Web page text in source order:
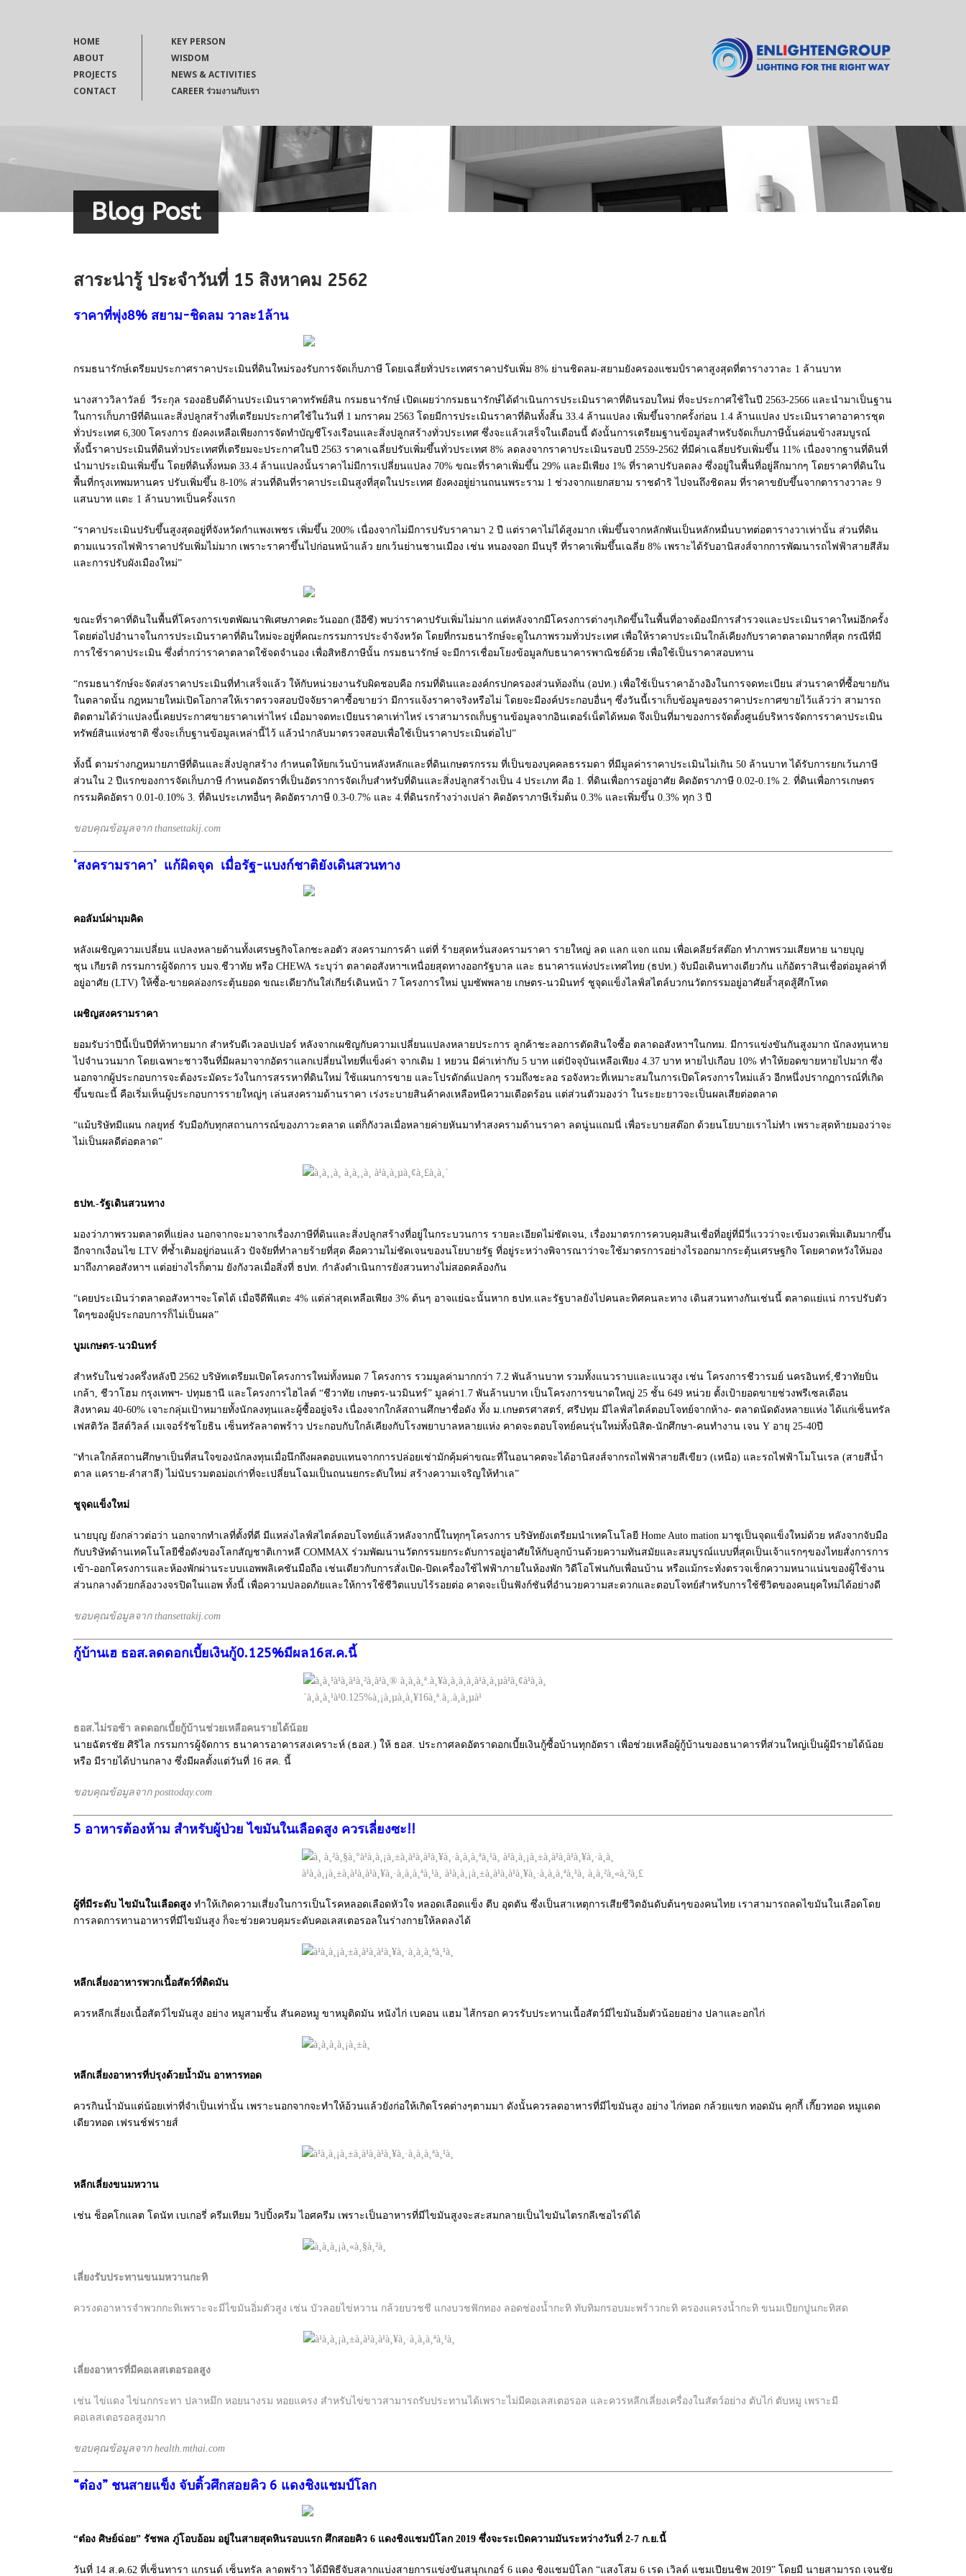
HOME
ABOUT
PROJECTS
CONTACT
KEY PERSON
WISDOM
NEWS & ACTIVITIES
CAREER ร่วมงานกับเรา
Blog Post
สาระน่ารู้ ประจำวันที่ 15 สิงหาคม 2562
ราคาที่พุ่ง8% สยาม-ชิดลม วาละ1ล้าน
กรมธนารักษ์เตรียมประกาศราคาประเมินที่ดินใหม่รองรับการจัดเก็บภาษี โดยเฉลี่ยทั่วประเทศราคาปรับเพิ่ม 8% ย่านชิดลม-สยามยังครองแชมป์ราคาสูงสุดที่ตารางวาละ 1 ล้านบาท
นางสาววิลาวัลย์ วีระกุล รองอธิบดีด้านประเมินราคาทรัพย์สิน กรมธนารักษ์ เปิดเผยว่ากรมธนารักษ์ได้ดำเนินการประเมินราคาที่ดินรอบใหม่ ที่จะประกาศใช้ในปี 2563-2566 และนำมาเป็นฐาน
ในการเก็บภาษีที่ดินและสิ่งปลูกสร้างที่เตรียมประกาศใช้ในวันที่ 1 มกราคม 2563 โดยมีการประเมินราคาที่ดินทั้งสิ้น 33.4 ล้านแปลง เพิ่มขึ้นจากครั้งก่อน 1.4 ล้านแปลง ประเมินราคาอาคารชุด
ทั่วประเทศ 6,300 โครงการ ยังคงเหลือเพียงการจัดทำบัญชีโรงเรือนและสิ่งปลูกสร้างทั่วประเทศ ซึ่งจะแล้วเสร็จในเดือนนี้ ดังนั้นการเตรียมฐานข้อมูลสำหรับจัดเก็บภาษีนั้นค่อนข้างสมบูรณ์
ทั้งนี้ราคาประเมินที่ดินทั่วประเทศที่เตรียมจะประกาศในปี 2563 ราคาเฉลี่ยปรับเพิ่มขึ้นทั่วประเทศ 8% ลดลงจากราคาประเมินรอบปี 2559-2562 ที่มีค่าเฉลี่ยปรับเพิ่มขึ้น 11% เนื่องจากฐานที่ดินที่
นำมาประเมินเพิ่มขึ้น โดยที่ดินทั้งหมด 33.4 ล้านแปลงนั้นราคาไม่มีการเปลี่ยนแปลง 70% ขณะที่ราคาเพิ่มขึ้น 29% และมีเพียง 1% ที่ราคาปรับลดลง ซึ่งอยู่ในพื้นที่อยู่ลึกมากๆ โดยราคาที่ดินใน
พื้นที่กรุงเทพมหานคร ปรับเพิ่มขึ้น 8-10% ส่วนที่ดินที่ราคาประเมินสูงที่สุดในประเทศ ยังคงอยู่ย่านถนนพระราม 1 ช่วงจากแยกสยาม ราชดำริ ไปจนถึงชิดลม ที่ราคาขยับขึ้นจากตารางวาละ 9
แสนบาท แตะ 1 ล้านบาทเป็นครั้งแรก
“ราคาประเมินปรับขึ้นสูงสุดอยู่ที่จังหวัดกำแพงเพชร เพิ่มขึ้น 200% เนื่องจากไม่มีการปรับราคามา 2 ปี แต่ราคาไม่ได้สูงมาก เพิ่มขึ้นจากหลักพันเป็นหลักหมื่นบาทต่อตารางวาเท่านั้น ส่วนที่ดิน
ตามแนวรถไฟฟ้าราคาปรับเพิ่มไม่มาก เพราะราคาขึ้นไปก่อนหน้าแล้ว ยกเว้นย่านชานเมือง เช่น หนองจอก มีนบุรี ที่ราคาเพิ่มขึ้นเฉลี่ย 8% เพราะได้รับอานิสงส์จากการพัฒนารถไฟฟ้าสายสีส้ม
และการปรับผังเมืองใหม่”
ขณะที่ราคาที่ดินในพื้นที่โครงการเขตพัฒนาพิเศษภาคตะวันออก (อีอีซี) พบว่าราคาปรับเพิ่มไม่มาก แต่หลังจากมีโครงการต่างๆเกิดขึ้นในพื้นที่อาจต้องมีการสำรวจและประเมินราคาใหม่อีกครั้ง
โดยต่อไปอำนาจในการประเมินราคาที่ดินใหม่จะอยู่ที่คณะกรรมการประจำจังหวัด โดยที่กรมธนารักษ์จะดูในภาพรวมทั่วประเทศ เพื่อให้ราคาประเมินใกล้เคียงกับราคาตลาดมากที่สุด กรณีที่มี
การใช้ราคาประเมิน ซึ่งตํ่ากว่าราคาตลาดใช้จดจำนอง เพื่อสิทธิภาษีนั้น กรมธนารักษ์ จะมีการเชื่อมโยงข้อมูลกับธนาคารพาณิชย์ด้วย เพื่อใช้เป็นราคาสอบทาน
“กรมธนารักษ์จะจัดส่งราคาประเมินที่ทำเสร็จแล้ว ให้กับหน่วยงานรับผิดชอบคือ กรมที่ดินและองค์กรปกครองส่วนท้องถิ่น (อปท.) เพื่อใช้เป็นราคาอ้างอิงในการจดทะเบียน ส่วนราคาที่ซื้อขายกัน
ในตลาดนั้น กฎหมายใหม่เปิดโอกาสให้เราตรวจสอบปัจจัยราคาซื้อขายว่า มีการแจ้งราคาจริงหรือไม่ โดยจะมีองค์ประกอบอื่นๆ ซึ่งวันนี้เราเก็บข้อมูลของราคาประกาศขายไว้แล้วว่า สามารถ
ติดตามได้ว่าแปลงนี้เคยประกาศขายราคาเท่าไหร่ เมื่อมาจดทะเบียนราคาเท่าไหร่ เราสามารถเก็บฐานข้อมูลจากอินเตอร์เน็ตได้หมด จึงเป็นที่มาของการจัดตั้งศูนย์บริหารจัดการราคาประเมิน
ทรัพย์สินแห่งชาติ ซึ่งจะเก็บฐานข้อมูลเหล่านี้ไว้ แล้วนำกลับมาตรวจสอบเพื่อใช้เป็นราคาประเมินต่อไป”
ทั้งนี้ ตามร่างกฎหมายภาษีที่ดินและสิ่งปลูกสร้าง กำหนดให้ยกเว้นบ้านหลังหลักและที่ดินเกษตรกรรม ที่เป็นของบุคคลธรรมดา ที่มีมูลค่าราคาประเมินไม่เกิน 50 ล้านบาท ได้รับการยกเว้นภาษี
ส่วนใน 2 ปีแรกของการจัดเก็บภาษี กำหนดอัตราที่เป็นอัตราการจัดเก็บสำหรับที่ดินและสิ่งปลูกสร้างเป็น 4 ประเภท คือ 1. ที่ดินเพื่อการอยู่อาศัย คิดอัตราภาษี 0.02-0.1% 2. ที่ดินเพื่อการเกษตร
กรรมคิดอัตรา 0.01-0.10% 3. ที่ดินประเภทอื่นๆ คิดอัตราภาษี 0.3-0.7% และ 4.ที่ดินรกร้างว่างเปล่า คิดอัตราภาษีเริ่มต้น 0.3% และเพิ่มขึ้น 0.3% ทุก 3 ปี
ขอบคุณข้อมูลจาก thansettakij.com
‘สงครามราคา’ แก้ผิดจุด เมื่อรัฐ-แบงก์ชาติยังเดินสวนทาง
คอลัมน์ผ่ามุมคิด
หลังเผชิญความเปลี่ยน แปลงหลายด้านทั้งเศรษฐกิจโลกชะลอตัว สงครามการค้า แต่ที่ ร้ายสุดหวั่นสงครามราคา รายใหญ่ ลด แลก แจก แถม เพื่อเคลียร์สต๊อก ทำภาพรวมเสียหาย นายบุญ
ชุน เกียรติ กรรมการผู้จัดการ บมจ.ชีวาทัย หรือ CHEWA ระบุว่า ตลาดอสังหาฯเหนื่อยสุดทางออกรัฐบาล และ ธนาคารแห่งประเทศไทย (ธปท.) จับมือเดินทางเดียวกัน แก้อัตราสินเชื่อต่อมูลค่าที่
อยู่อาศัย (LTV) ให้ซื้อ-ขายคล่องกระตุ้นยอด ขณะเดียวกันใส่เกียร์เดินหน้า 7 โครงการใหม่ บูมซัพพลาย เกษตร-นวมินทร์ ชูจุดแข็งไลฟ์สไตล์บวกนวัตกรรมอยู่อาศัยลํ้าสุดสู้ศึกโหด
เผชิญสงครามราคา
ยอมรับว่าปีนี้เป็นปีที่ท้าทายมาก สำหรับดีเวลอปเปอร์ หลังจากเผชิญกับความเปลี่ยนแปลงหลายประการ ลูกค้าชะลอการตัดสินใจซื้อ ตลาดอสังหาฯในกทม. มีการแข่งขันกันสูงมาก นักลงทุนหาย
ไปจำนวนมาก โดยเฉพาะชาวจีนที่มีผลมาจากอัตราแลกเปลี่ยนไทยที่แข็งค่า จากเดิม 1 หยวน มีค่าเท่ากับ 5 บาท แต่ปัจจุบันเหลือเพียง 4.37 บาท หายไปเกือบ 10% ทำให้ยอดขายหายไปมาก ซึ่ง
นอกจากผู้ประกอบการจะต้องระมัดระวังในการสรรหาที่ดินใหม่ ใช้แผนการขาย และโปรดักต์แปลกๆ รวมถึงชะลอ รอจังหวะที่เหมาะสมในการเปิดโครงการใหม่แล้ว อีกหนึ่งปรากฏการณ์ที่เกิด
ขึ้นขณะนี้ คือเริ่มเห็นผู้ประกอบการรายใหญ่ๆ เล่นสงครามด้านราคา เร่งระบายสินค้าคงเหลือหนีความเดือดร้อน แต่ส่วนตัวมองว่า ในระยะยาวจะเป็นผลเสียต่อตลาด
“แม้บริษัทมีแผน กลยุทธ์ รับมือกับทุกสถานการณ์ของภาวะตลาด แต่ก็กังวลเมื่อหลายค่ายหันมาทำสงครามด้านราคา ลดนู่นแถมนี่ เพื่อระบายสต๊อก ด้วยนโยบายเราไม่ทำ เพราะสุดท้ายมองว่าจะ
ไม่เป็นผลดีต่อตลาด”
ธปท.-รัฐเดินสวนทาง
มองว่าภาพรวมตลาดที่แย่ลง นอกจากจะมาจากเรื่องภาษีที่ดินและสิ่งปลูกสร้างที่อยู่ในกระบวนการ รายละเอียดไม่ชัดเจน, เรื่องมาตรการควบคุมสินเชื่อที่อยู่ที่มีวี่แววว่าจะเข้มงวดเพิ่มเติมมากขึ้น
อีกจากเงื่อนไข LTV ที่ซํ้าเติมอยู่ก่อนแล้ว ปัจจัยที่ทำลายร้ายที่สุด คือความไม่ชัดเจนของนโยบายรัฐ ที่อยู่ระหว่างพิจารณาว่าจะใช้มาตรการอย่างไรออกมากระตุ้นเศรษฐกิจ โดยคาดหวังให้มอง
มาถึงภาคอสังหาฯ แต่อย่างไรก็ตาม ยังกังวลเมื่อสิ่งที่ ธปท. กำลังดำเนินการยังสวนทางไม่สอดคล้องกัน
“เคยประเมินว่าตลาดอสังหาฯจะโตได้ เมื่อจีดีพีแตะ 4% แต่ล่าสุดเหลือเพียง 3% ต้นๆ อาจแย่ฉะนั้นหาก ธปท.และรัฐบาลยังไปคนละทิศคนละทาง เดินสวนทางกันเช่นนี้ ตลาดแย่แน่ การปรับตัว
ใดๆของผู้ประกอบการก็ไม่เป็นผล”
บูมเกษตร-นวมินทร์
สำหรับในช่วงครึ่งหลังปี 2562 บริษัทเตรียมเปิดโครงการใหม่ทั้งหมด 7 โครงการ รวมมูลค่ามากกว่า 7.2 พันล้านบาท รวมทั้งแนวราบและแนวสูง เช่น โครงการชีวารมย์ นครอินทร์,ชีวาทัยปิ่น
เกล้า, ชีวาโฮม กรุงเทพฯ- ปทุมธานี และโครงการไฮไลต์ “ชีวาทัย เกษตร-นวมินทร์” มูลค่า1.7 พันล้านบาท เป็นโครงการขนาดใหญ่ 25 ชั้น 649 หน่วย ตั้งเป้ายอดขายช่วงพรีเซลเดือน
สิงหาคม 40-60% เจาะกลุ่มเป้าหมายทั้งนักลงทุนและผู้ซื้ออยู่จริง เนื่องจากใกล้สถานศึกษาชื่อดัง ทั้ง ม.เกษตรศาสตร์, ศรีปทุม มีไลฟ์สไตล์ตอบโจทย์จากห้าง- ตลาดนัดดังหลายแห่ง ได้แก่เซ็นทรัล
เฟสติวัล อีสต์วิลล์ เมเจอร์รัชโยธิน เซ็นทรัลลาดพร้าว ประกอบกับใกล้เคียงกับโรงพยาบาลหลายแห่ง คาดจะตอบโจทย์คนรุ่นใหม่ทั้งนิสิต-นักศึกษา-คนทำงาน เจน Y อายุ 25-40ปี
“ทำเลใกล้สถานศึกษาเป็นที่สนใจของนักลงทุนเมื่อนึกถึงผลตอบแทนจากการปล่อยเช่ามักคุ้มค่าขณะที่ในอนาคตจะได้อานิสงส์จากรถไฟฟ้าสายสีเขียว (เหนือ) และรถไฟฟ้าโมโนเรล (สายสีนํ้า
ตาล แคราย-ลำสาลี) ไม่นับรวมตอม่อเก่าที่จะเปลี่ยนโฉมเป็นถนนยกระดับใหม่ สร้างความเจริญให้ทำเล”
ชูจุดแข็งใหม่
นายบุญ ยังกล่าวต่อว่า นอกจากทำเลที่ตั้งที่ดี มีแหล่งไลฟ์สไตล์ตอบโจทย์แล้วหลังจากนี้ในทุกๆโครงการ บริษัทยังเตรียมนำเทคโนโลยี Home Auto mation มาชูเป็นจุดแข็งใหม่ด้วย หลังจากจับมือ
กับบริษัทด้านเทคโนโลยีชื่อดังของโลกสัญชาติเกาหลี COMMAX ร่วมพัฒนานวัตกรรมยกระดับการอยู่อาศัยให้กับลูกบ้านด้วยความทันสมัยและสมบูรณ์แบบที่สุดเป็นเจ้าแรกๆของไทยสั่งการการ
เข้า-ออกโครงการและห้องพักผ่านระบบแอพพลิเคชันมือถือ เช่นเดียวกับการสั่งเปิด-ปิดเครื่องใช้ไฟฟ้าภายในห้องพัก วิดีโอโฟนกับเพื่อนบ้าน หรือแม้กระทั่งตรวจเช็กความหนาแน่นของผู้ใช้งาน
ส่วนกลางด้วยกล้องวงจรปิดในแอพ ทั้งนี้ เพื่อความปลอดภัยและให้การใช้ชีวิตแบบไร้รอยต่อ คาดจะเป็นฟังก์ชันที่อำนวยความสะดวกและตอบโจทย์สำหรับการใช้ชีวิตของคนยุคใหม่ได้อย่างดี
ขอบคุณข้อมูลจาก thansettakij.com
กู้บ้านเฮ ธอส.ลดดอกเบี้ยเงินกู้0.125%มีผล16ส.ค.นี้
ธอส.ไม่รอช้า ลดดอกเบี้ยกู้บ้านช่วยเหลือคนรายได้น้อย
นายฉัตรชัย ศิริไล กรรมการผู้จัดการ ธนาคารอาคารสงเคราะห์ (ธอส.) ให้ ธอส. ประกาศลดอัตราดอกเบี้ยเงินกู้ซื้อบ้านทุกอัตรา เพื่อช่วยเหลือผู้กู้บ้านของธนาคารที่ส่วนใหญ่เป็นผู้มีรายได้น้อย
หรือ มีรายได้ปานกลาง ซึ่งมีผลตั้งแต่วันที่ 16 สค. นี้
ขอบคุณข้อมูลจาก posttoday.com
5 อาหารต้องห้าม สำหรับผู้ป่วย ไขมันในเลือดสูง ควรเลี่ยงซะ!!
ผู้ที่มีระดับ ไขมันในเลือดสูง ทำให้เกิดความเสี่ยงในการเป็นโรคหลอดเลือดหัวใจ หลอดเลือดแข็ง ตีบ อุดตัน ซึ่งเป็นสาเหตุการเสียชีวิตอันดับต้นๆของคนไทย เราสามารถลดไขมันในเลือดโดย
การลดการทานอาหารที่มีไขมันสูง ก็จะช่วยควบคุมระดับคอเลสเตอรอลในร่างกายให้ลดลงได้
หลีกเลี่ยงอาหารพวกเนื้อสัตว์ที่ติดมัน
ควรหลีกเลี่ยงเนื้อสัตว์ไขมันสูง อย่าง หมูสามชั้น สันคอหมู ขาหมูติดมัน หนังไก่ เบคอน แฮม ไส้กรอก ควรรับประทานเนื้อสัตว์มีไขมันอิ่มตัวน้อยอย่าง ปลาและอกไก่
หลีกเลี่ยงอาหารที่ปรุงด้วยน้ำมัน อาหารทอด
ควรกินน้ำมันแต่น้อยเท่าที่จำเป็นเท่านั้น เพราะนอกจากจะทำให้อ้วนแล้วยังก่อให้เกิดโรคต่างๆตามมา ดังนั้นควรลดอาหารที่มีไขมันสูง อย่าง ไก่ทอด กล้วยแขก ทอดมัน คุกกี้ เกี๊ยวทอด หมูแดด
เดียวทอด เฟรนช์ฟรายส์
หลีกเลี่ยงขนมหวาน
เช่น ช็อคโกแลต โดนัท เบเกอรี่ ครีมเทียม วิปปิ้งครีม ไอศครีม เพราะเป็นอาหารที่มีไขมันสูงจะสะสมกลายเป็นไขมันไตรกลีเซอไรด์ได้
เลี่ยงรับประทานขนมหวานกะทิ
ควรงดอาหารจำพวกกะทิเพราะจะมีไขมันอิ่มตัวสูง เช่น บัวลอยไข่หวาน กล้วยบวชชี แกงบวชฟักทอง ลอดช่องน้ำกะทิ ทับทิมกรอบมะพร้าวกะทิ ครองแครงน้ำกะทิ ขนมเปียกปูนกะทิสด
เลี่ยงอาหารที่มีคอเลสเตอรอลสูง
เช่น ไข่แดง ไข่นกกระทา ปลาหมึก หอยนางรม หอยแครง สำหรับไข่ขาวสามารถรับประทานได้เพราะไม่มีคอเลสเตอรอล และควรหลีกเลี่ยงเครื่องในสัตว์อย่าง ตับไก่ ตับหมู เพราะมี
คอเลสเตอรอลสูงมาก
ขอบคุณข้อมูลจาก health.mthai.com
“ต๋อง” ชนสายแข็ง จับติ้วศึกสอยคิว 6 แดงชิงแชมป์โลก
“ต๋อง ศิษย์ฉ่อย” รัชพล ภู่โอบอ้อม อยู่ในสายสุดหินรอบแรก ศึกสอยคิว 6 แดงชิงแชมป์โลก 2019 ซึ่งจะระเบิดความมันระหว่างวันที่ 2-7 ก.ย.นี้
วันที่ 14 ส.ค.62 ที่เซ็นทารา แกรนด์ เซ็นทรัล ลาดพร้าว ได้มีพิธีจับสลากแบ่งสายการแข่งขันสนุกเกอร์ 6 แดง ชิงแชมป์โลก “แสงโสม 6 เรด เวิลด์ แชมเปียนชิพ 2019” โดยมี นายสามารถ เจนชัย